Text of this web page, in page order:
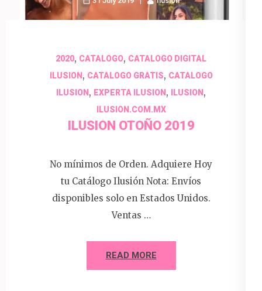
2020, CATALOGO, CATALOGO DIGITAL
ILUSION, CATALOGO GRATIS, CATALOGO
ILUSION , EXPERTA ILUSION , ILUSION ,
ILUSION.COM.MX
ILUSION OTOÑO 2019
No mínimos de Orden. Adquiere Hoy
tu Catálogo Ilusión Nota: Envíos
disponibles solo en Estados Unidos.
Ventas …
READ MORE